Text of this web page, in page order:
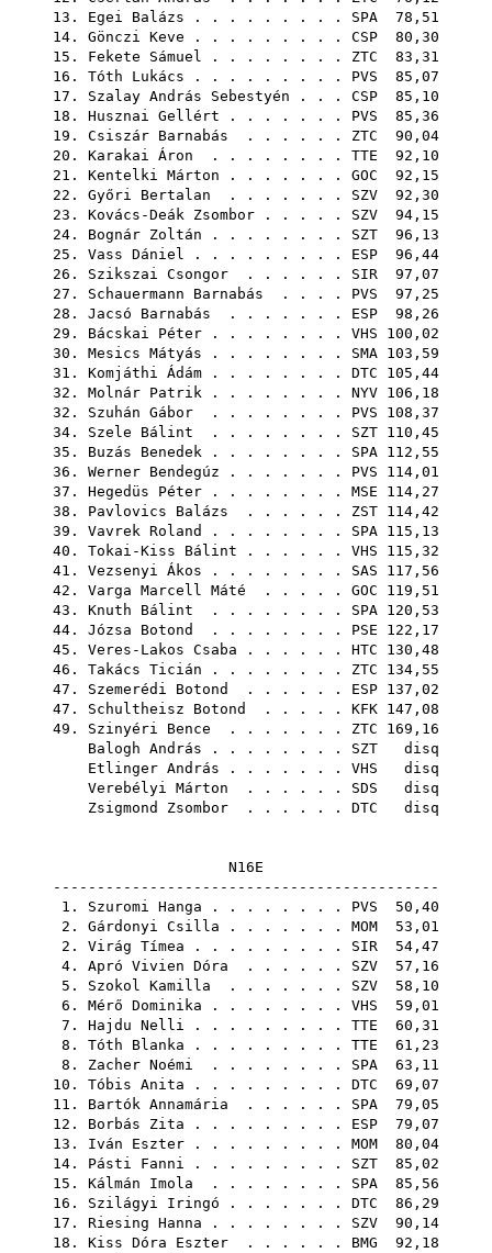
13. Egei Balázs . . . . . . . . . SPA 78,51
14. Gönczi Keve . . . . . . . . . CSP 80,30
15. Fekete Sámuel . . . . . . . . ZTC 83,31
16. Tóth Lukács . . . . . . . . . PVS 85,07
17. Szalay András Sebestyén . . . CSP 85,10
18. Husznai Gellért . . . . . . . PVS 85,36
19. Csiszár Barnabás . . . . . . ZTC 90,04
20. Karakai Áron . . . . . . . . TTE 92,10
21. Kentelki Márton . . . . . . . GOC 92,15
22. Győri Bertalan . . . . . . . SZV 92,30
23. Kovács-Deák Zsombor . . . . . SZV 94,15
24. Bognár Zoltán . . . . . . . . SZT 96,13
25. Vass Dániel . . . . . . . . . ESP 96,44
26. Szikszai Csongor . . . . . . SIR 97,07
27. Schauermann Barnabás . . . . PVS 97,25
28. Jacsó Barnabás . . . . . . . ESP 98,26
29. Bácskai Péter . . . . . . . . VHS 100,02
30. Mesics Mátyás . . . . . . . . SMA 103,59
31. Komjáthi Ádám . . . . . . . . DTC 105,44
32. Molnár Patrik . . . . . . . . NYV 106,18
32. Szuhán Gábor . . . . . . . . PVS 108,37
34. Szele Bálint . . . . . . . . SZT 110,45
35. Buzás Benedek . . . . . . . . SPA 112,55
36. Werner Bendegúz . . . . . . . PVS 114,01
37. Hegedüs Péter . . . . . . . . MSE 114,27
38. Pavlovics Balázs . . . . . . ZST 114,42
39. Vavrek Roland . . . . . . . . SPA 115,13
40. Tokai-Kiss Bálint . . . . . . VHS 115,32
41. Vezsenyi Ákos . . . . . . . . SAS 117,56
42. Varga Marcell Máté . . . . . GOC 119,51
43. Knuth Bálint . . . . . . . . SPA 120,53
44. Józsa Botond . . . . . . . . PSE 122,17
45. Veres-Lakos Csaba . . . . . . HTC 130,48
46. Takács Ticián . . . . . . . . ZTC 134,55
47. Szemerédi Botond . . . . . . ESP 137,02
47. Schultheisz Botond . . . . . KFK 147,08
49. Szinyéri Bence . . . . . . . ZTC 169,16
Balogh András . . . . . . . . SZT disq
Etlinger András . . . . . . . VHS disq
Verebélyi Márton . . . . . . SDS disq
Zsigmond Zsombor . . . . . . DTC disq
N16E
--------------------------------------------
1. Szuromi Hanga . . . . . . . . PVS 50,40
2. Gárdonyi Csilla . . . . . . . MOM 53,01
2. Virág Tímea . . . . . . . . . SIR 54,47
4. Apró Vivien Dóra . . . . . . SZV 57,16
5. Szokol Kamilla . . . . . . . SZV 58,10
6. Mérő Dominika . . . . . . . . VHS 59,01
7. Hajdu Nelli . . . . . . . . . TTE 60,31
8. Tóth Blanka . . . . . . . . . TTE 61,23
8. Zacher Noémi . . . . . . . . SPA 63,11
10. Tóbis Anita . . . . . . . . . DTC 69,07
11. Bartók Annamária . . . . . . SPA 79,05
12. Borbás Zita . . . . . . . . . ESP 79,07
13. Iván Eszter . . . . . . . . . MOM 80,04
14. Pásti Fanni . . . . . . . . . SZT 85,02
15. Kálmán Imola . . . . . . . . SPA 85,56
16. Szilágyi Iringó . . . . . . . DTC 86,29
17. Riesing Hanna . . . . . . . . SZV 90,14
18. Kiss Dóra Eszter . . . . . . BMG 92,18